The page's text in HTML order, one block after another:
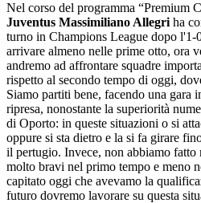
Nel corso del programma “Premium
Juventus Massimiliano Allegri ha
turno in Champions League dopo l'1-
arrivare almeno nelle prime otto, ora
andremo ad affrontare squadre
rispetto al secondo tempo di oggi,
Siamo partiti bene, facendo una gara
ripresa, nonostante la superiorità
di Oporto: in queste situazioni o si
oppure si sta dietro e la si fa girare
il pertugio. Invece, non abbiamo fatto
molto bravi nel primo tempo e meno
capitato oggi che avevamo la
futuro dovremo lavorare su questa